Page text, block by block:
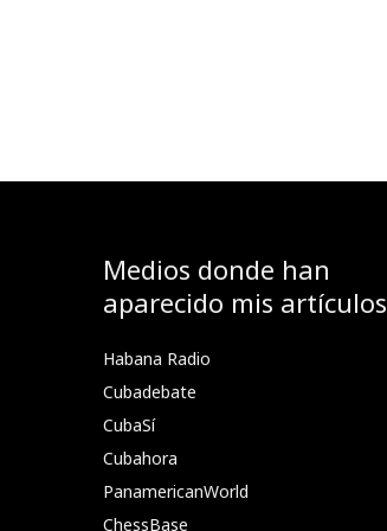
Medios donde han
aparecido mis artículos
Habana Radio
Cubadebate
CubaSí
Cubahora
PanamericanWorld
ChessBase